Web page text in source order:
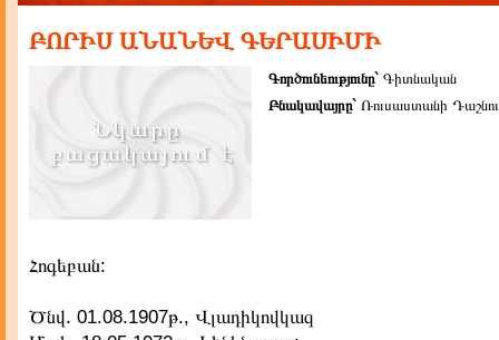
ԲՈՐԻՍ ԱՆԱՆԵՎ ԳԵՐԱՍԻՄԻ
Գործունեությունը` Գիտնական
Բնակավայրը` Ռուսաստանի
Հոգեբան:
Ծնվ. 01.08.1907թ., Վլադիկովկազ